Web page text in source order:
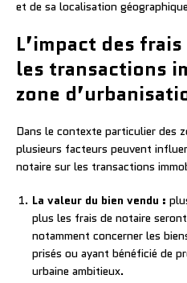
et de sa localisation
L’impact des
les transactions
zone
Dans le contexte particulier des
plusieurs facteurs peuvent
notaire sur les transactions
La valeur du bien vendu :
plus les frais de notaire
notamment concerner les
prisés ou ayant bénéficié de
urbaine ambitieux.